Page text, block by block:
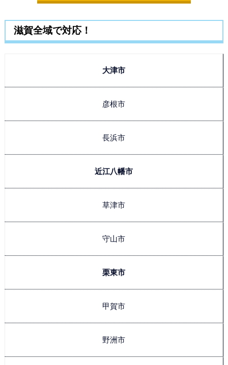
滋賀全域で対応！
大津市
彦根市
長浜市
近江八幡市
草津市
守山市
栗東市
甲賀市
野洲市